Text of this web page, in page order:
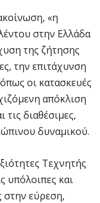
«η
στην Ελλάδα
της ζήτησης
την επιτάχυνση
οι κατασκευές
απόκλιση
τις διαθέσιμες,
δυναμικού.
Τεχνητής
υπόλοιπες και
στην εύρεση,